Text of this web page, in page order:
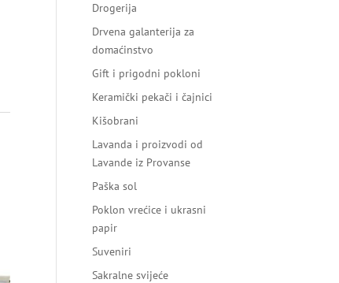
Drogerija
Drvena galanterija za
domaćinstvo
Gift i prigodni pokloni
Keramički pekači i čajnici
Kišobrani
Lavanda i proizvodi od
Lavande iz Provanse
Paška sol
Poklon vrećice i ukrasni
papir
Suveniri
Sakralne svijeće